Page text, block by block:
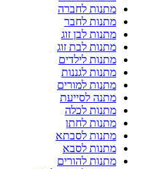
מתנות לחברה
מתנות לחבר
מתנות לבן זוג
מתנות לבת זוג
מתנות לילדים
מתנות לגננות
מתנות למורים
מתנה לסייעת
מתנות לכלה
מתנות לחתן
מתנות לסבתא
מתנות לסבא
מתנות להורים